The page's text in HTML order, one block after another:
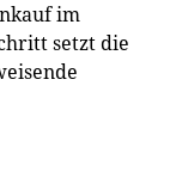
im
setzt die